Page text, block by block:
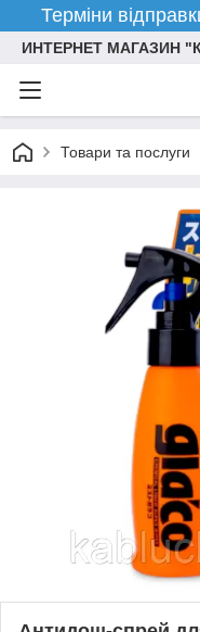
Терміни
ИНТЕРНЕТ МАГАЗИН
Товари та послуги